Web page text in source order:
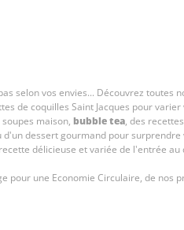
selon vos envies... Découvrez toutes
de coquilles Saint Jacques pour
maison, bubble tea, des
dessert gourmand pour
délicieuse et variée de l'entrée
pour une Economie Circulaire, de